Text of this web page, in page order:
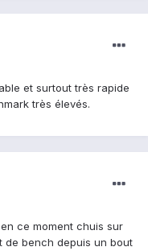
et surtout très rapide
très élevés.
ce moment chuis sur
de bench depuis un bout